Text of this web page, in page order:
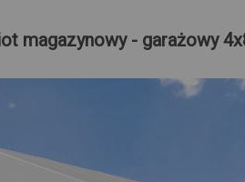
magazynowy - garażowy